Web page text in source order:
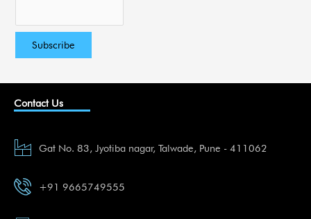
Contact Us
Gat No. 83, Jyotiba nagar, Talwade, Pune - 411062
+91 9665749555